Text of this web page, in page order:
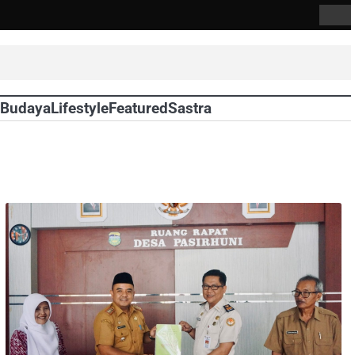
BudayaLifestyleFeaturedSastra